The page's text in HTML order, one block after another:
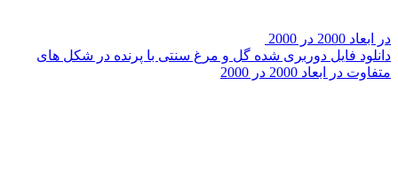
در ابعاد 2000 در 2000
دانلود فایل دوربری شده گل و مرغ سنتی با پرنده در شکل های
متفاوت در ابعاد 2000 در 2000